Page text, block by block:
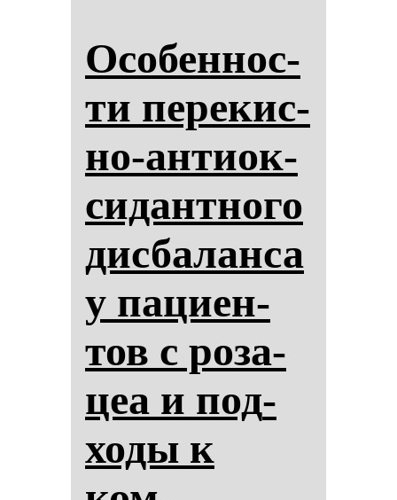
Осо­бен­нос­
ти пе­ре­кис­
но-ан­ти­ок­
си­дан­тно­го
дис­ба­лан­са
у па­ци­ен­
тов с ро­за­
цеа и под­
хо­ды к